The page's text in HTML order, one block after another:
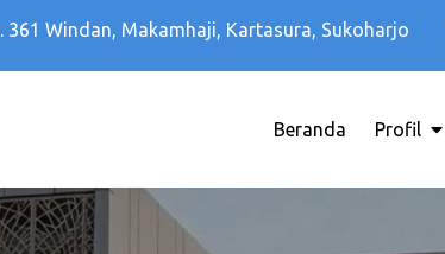
361 Windan, Makamhaji, Kartasura, Sukoharjo
PTS Solo Terbaik di
PTS Solo Terbaik di Solo Raya ITB AAS
Beranda Profil